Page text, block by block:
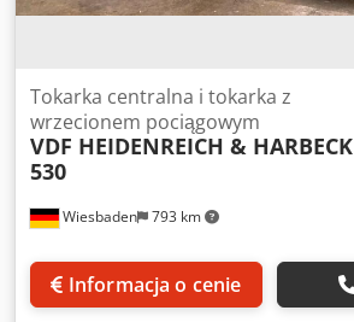
Wiesbaden 793 km
Tokarka centralna i tokarka z
wrzecionem pociągowym
VDF HEIDENREICH & HARBECK
530
Informacja o cenie